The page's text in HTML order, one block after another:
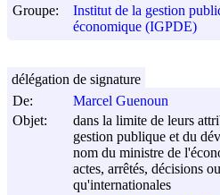
Groupe:
Institut de la gestion
économique (IGPDE)
De:
Marcel Guenoun
Objet:
dans la limite de leurs
gestion publique et du
nom du ministre de
actes, arrêtés, décisions
qu'internationales
délégation de signature